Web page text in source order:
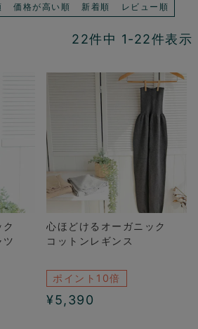
価格が高い順 新着順 レビュー順
22件中 1-22件表示
ツ
心ほどけるオーガニック
コットンレギンス
ポイント10倍
¥5,390